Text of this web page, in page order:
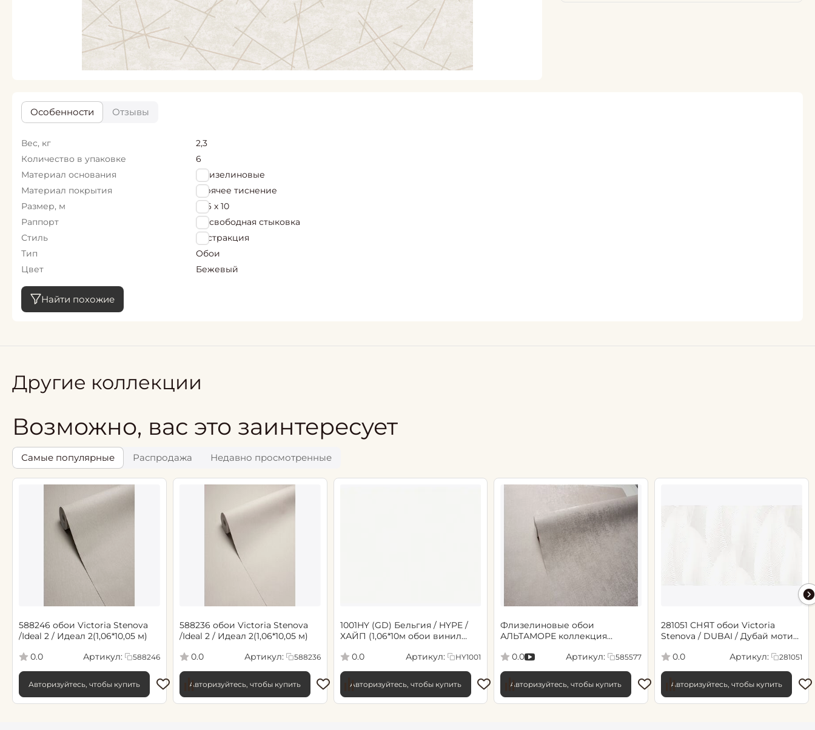
Особенности Отзывы
Вес, кг
2,3
Количество в упаковке
6
Материал основания
Флизелиновые
Материал покрытия
Горячее тиснение
Размер, м
1,06 х 10
Раппорт
64 свободная стыковка
Стиль
Абстракция
Тип
Обои
Цвет
Бежевый
Найти похожие
Другие коллекции
Возможно, вас это заинтересует
Самые популярные Распродажа Недавно просмотренные
588246 обои Victoria Stenova
/Ideal 2 / Идеал 2(1,06*10,05 м)
0.0
Артикул: 588246
Авторизуйтесь, чтобы купить
588236 обои Victoria Stenova
/Ideal 2 / Идеал 2(1,06*10,05 м)
0.0
Артикул: 588236
Авторизуйтесь, чтобы купить
1001HY (GD) Бельгия / HYPE /
ХАЙП (1,06*10м обои винил
0.0
Артикул: HY1001
Авторизуйтесь, чтобы купить
Флизелиновые обои
АЛЬТАМОРЕ коллекция
0.0
Артикул: 585577
Авторизуйтесь, чтобы купить
281051 СНЯТ обои Victoria
Stenova / DUBAI / Дубай мотив
0.0
Артикул: 281051
Авторизуйтесь, чтобы купить